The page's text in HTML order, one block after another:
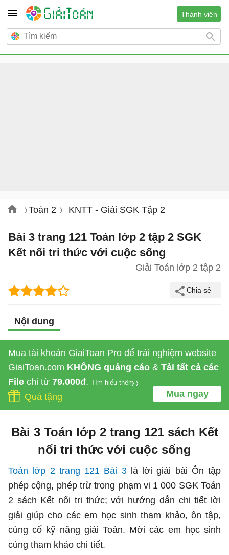
Thành viên
Toán 2 KNTT - Giải SGK Tập 2
Bài 3 trang 121 Toán lớp 2 tập 2 SGK
Kết nối tri thức với cuộc sống
Giải Toán lớp 2 tập 2
Nội dung
Mua tài khoản GiaiToan Pro để trải nghiệm website
GiaiToan.com KHÔNG quảng cáo & Tải tất cả các
File chỉ từ 79.000đ. Tìm hiểu thêm
Mua ngay
Quà tặng
Bài 3 Toán lớp 2 trang 121 sách Kết
nối tri thức với cuộc sống
Toán lớp 2 trang 121 Bài 3là lời giải bài Ôn tập
phép cộng, phép trừ trong phạm vi 1 000 SGK Toán
2 sách Kết nối tri thức; với hướng dẫn chi tiết lời
giải giúp cho các em học sinh tham khảo, ôn tập,
củng cố kỹ năng giải Toán. Mời các em học sinh
cùng tham khảo chi tiết.